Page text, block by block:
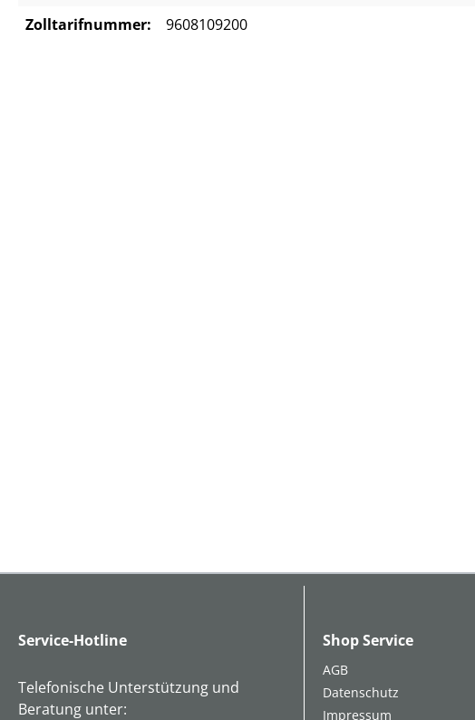
Zolltarifnummer:
9608109200
Service-Hotline
Telefonische Unterstützung und
Beratung unter:
Shop Service
AGB
Datenschutz
Impressum